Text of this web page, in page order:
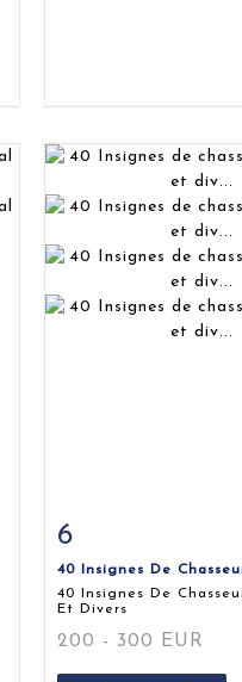
Fiche détaillée
6
40 Insignes De
40 Insignes De
Et Divers
200 - 300 EUR